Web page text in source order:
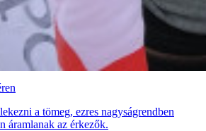
a tömeg, ezres nagyságrendben
áramlanak az érkezők.